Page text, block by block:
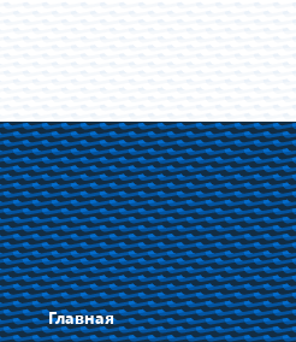
Главная